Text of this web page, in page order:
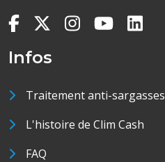
Infos
Traitement anti-sargasses
L'histoire de Clim Cash
FAQ